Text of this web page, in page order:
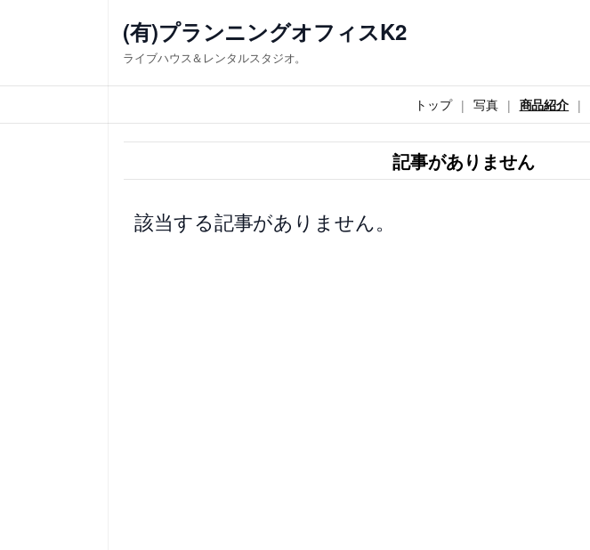
ス
キ
(有)プランニングオフィスK2
ライブハウス＆レンタルスタジオ。
トップ 写真 商品紹介
記事がありません
該当する記事がありません。